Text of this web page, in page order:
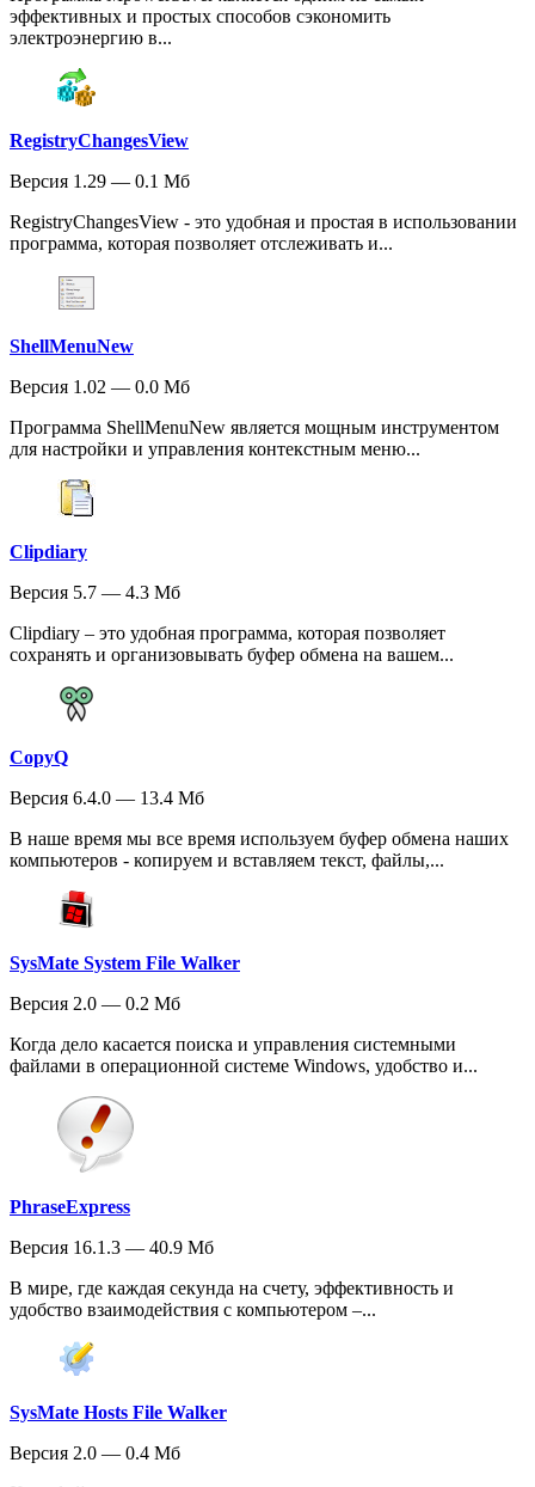
эффективных и простых способов сэкономить
электроэнергию в...
RegistryChangesView
Версия 1.29 — 0.1 Мб
RegistryChangesView - это удобная и простая в использовании
программа, которая позволяет отслеживать и...
ShellMenuNew
Версия 1.02 — 0.0 Мб
Программа ShellMenuNew является мощным инструментом
для настройки и управления контекстным меню...
Clipdiary
Версия 5.7 — 4.3 Мб
Clipdiary – это удобная программа, которая позволяет
сохранять и организовывать буфер обмена на вашем...
CopyQ
Версия 6.4.0 — 13.4 Мб
В наше время мы все время используем буфер обмена наших
компьютеров - копируем и вставляем текст, файлы,...
SysMate System File Walker
Версия 2.0 — 0.2 Мб
Когда дело касается поиска и управления системными
файлами в операционной системе Windows, удобство и...
PhraseExpress
Версия 16.1.3 — 40.9 Мб
В мире, где каждая секунда на счету, эффективность и
удобство взаимодействия с компьютером –...
SysMate Hosts File Walker
Версия 2.0 — 0.4 Мб